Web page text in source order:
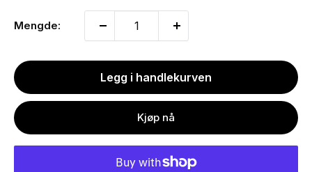
Mengde:
Legg i handlekurven
Kjøp nå